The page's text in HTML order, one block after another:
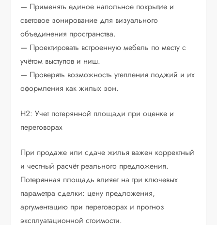
— Применять единое напольное покрытие и
световое зонирование для визуального
объединения пространства.
— Проектировать встроенную мебель по месту с
учётом выступов и ниш.
— Проверять возможность утепления лоджий и их
оформления как жилых зон.
H2: Учет потерянной площади при оценке и
переговорах
При продаже или сдаче жилья важен корректный
и честный расчёт реального предложения.
Потерянная площадь влияет на три ключевых
параметра сделки: цену предложения,
аргументацию при переговорах и прогноз
эксплуатационной стоимости.